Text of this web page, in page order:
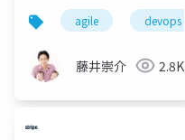
agile devops
藤井崇介 2.8K